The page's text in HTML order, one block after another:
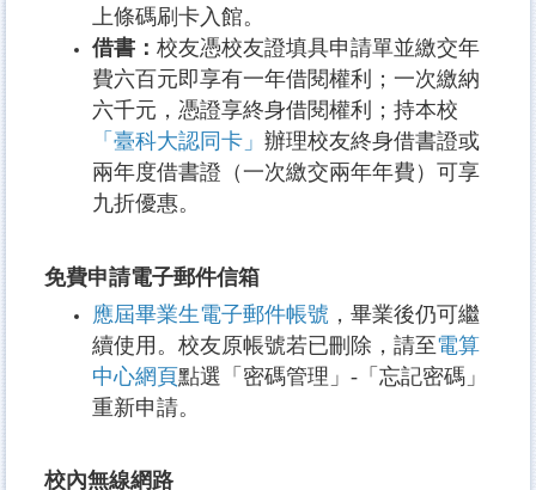
上條碼刷卡入館。
借書： 校友憑校友證填具申請單並繳交年
費六百元即享有一年借閱權利；一次繳納
六千元，憑證享終身借閱權利；持本校
「臺科大認同卡」 辦理校友終身借書證或
兩年度借書證（一次繳交兩年年費）可享
九折優惠。
免費申請電子郵件信箱
應屆畢業生電子郵件帳號 ，畢業後仍可繼
續使用。校友原帳號若已刪除，請至電算
中心網頁點選 「密碼管理」- 「忘記密碼」
重新申請。
校內無線網路